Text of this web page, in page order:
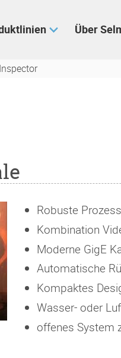
Über
Robuste
Kombination
Moderne GigE
Automatische
Kompaktes
Wasser- oder
offenes System